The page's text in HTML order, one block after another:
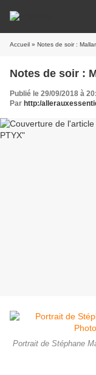
Accueil » Notes de soir :
Notes de soir :
Publié le 29/09/2018 à
Par http:/
Portrait de Stéphane